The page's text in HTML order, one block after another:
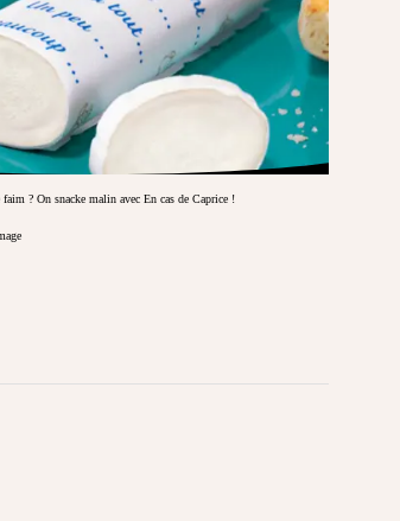
? On snacke malin avec En cas de Caprice !